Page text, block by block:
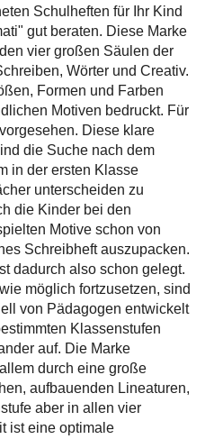
Schulheften für Ihr Kind
gut beraten. Diese Marke
vier großen Säulen der
Wörter und Creativ.
Formen und Farben
Motiven bedruckt. Für
Diese klare
die Suche nach dem
in der ersten Klasse
unterscheiden zu
die Kinder bei den
Motive schon von
Schreibheft auszupacken.
dadurch also schon gelegt.
möglich fortzusetzen, sind
von Pädagogen entwickelt
Klassenstufen
auf. Die Marke
durch eine große
aufbauenden Lineaturen,
aber in allen vier
ist eine optimale